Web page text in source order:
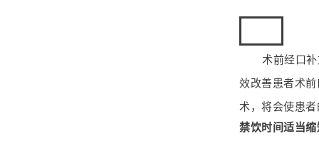
术前经口
效改善患者术
术，将会使患
禁饮时间适当